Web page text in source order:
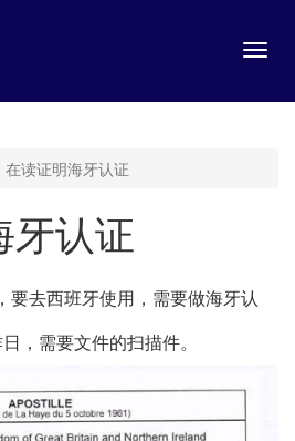
在读证明海牙认证
牙认证
要去西班牙使用，需要做海牙认
，需要文件的扫描件。